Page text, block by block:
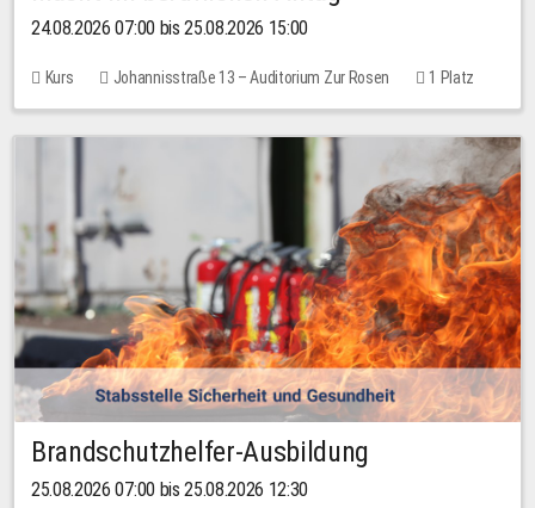
24.08.2026 07:00 bis 25.08.2026 15:00
Kurs Johannisstraße 13 – Auditorium Zur Rosen
1 Platz
30,00 EUR
Brandschutzhelfer-Ausbildung
25.08.2026 07:00 bis 25.08.2026 12:30